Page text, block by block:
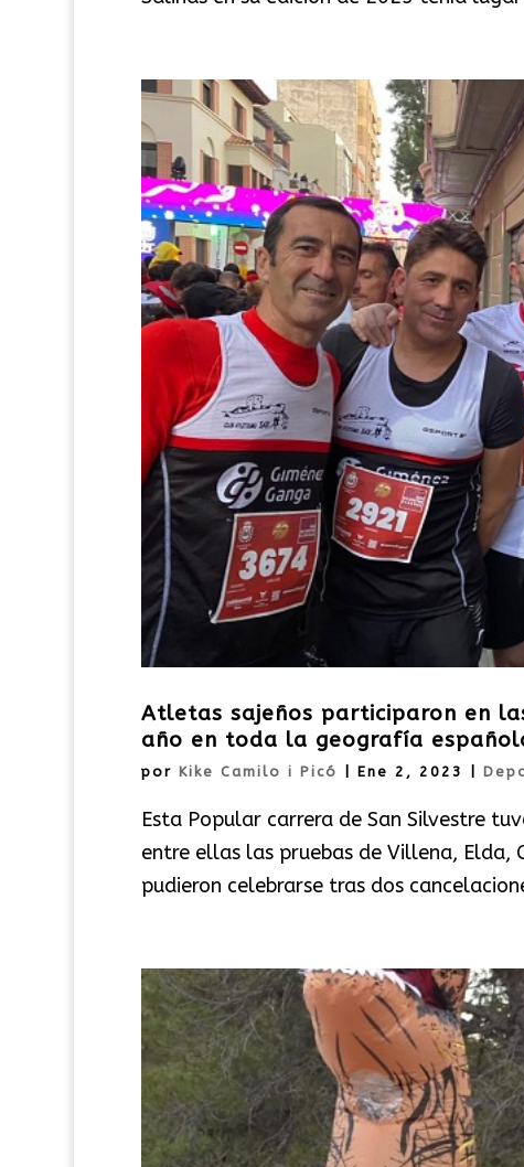
Atletas sajeños participaron en
año en toda la geografía
por Kike Camilo i Picó Ene 2, 2023
Esta Popular carrera de San Silvestre
entre ellas las pruebas de Villena, Elda,
pudieron celebrarse tras dos